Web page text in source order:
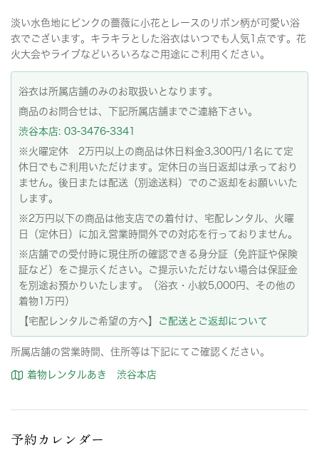
淡い水色地にピンクの薔薇に小花とレースのリボン柄が可愛い浴
衣でございます。キラキラとした浴衣はいつでも人気1点です。花
火大会やライブなどいろいろなご用途にご利用ください。
浴衣は所属店舗のみのお取扱いとなります。
商品のお問合せは、下記所属店舗までご連絡下さい。
渋谷本店: 03-3476-3341
※火曜定休 2万円以上の商品は休日料金3,300円/1名にて定
休日でもご利用いただけます。定休日の当日返却は承っており
ません。後日または配送（別途送料）でのご返却をお願いいた
します。
※2万円以下の商品は他支店での着付け、宅配レンタル、火曜
日（定休日）に加え営業時間外での対応を行っておりません。
※店舗での受付時に現住所の確認できる身分証（免許証や保険
証など）をご提示ください。ご提示いただけない場合は保証金
を別途お預かりいたします。（浴衣・小紋5,000円、その他の
着物1万円）
【宅配レンタルご希望の方へ】
ご配送とご返却について
所属店舗の営業時間、住所等は下記にてご確認ください。
着物レンタルあき 渋谷本店
予約カレンダー